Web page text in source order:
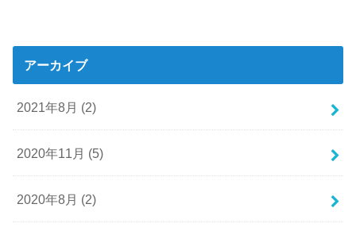
アーカイブ
2021年8月 (2)
2020年11月 (5)
2020年8月 (2)